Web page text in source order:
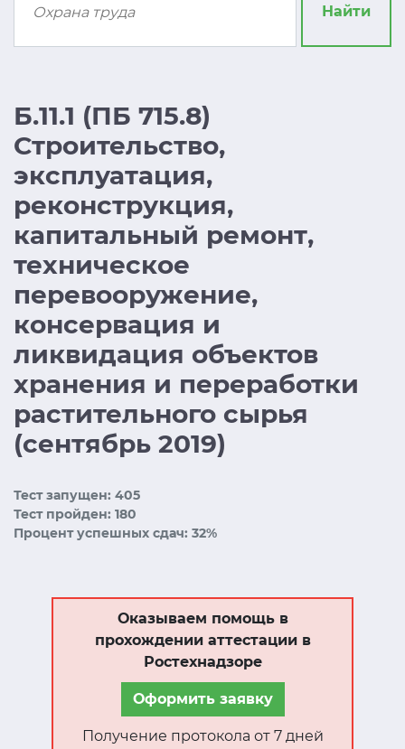
Найти
Б.11.1 (ПБ 715.8)
Строительство,
эксплуатация,
реконструкция,
капитальный ремонт,
техническое
перевооружение,
консервация и
ликвидация объектов
хранения и переработки
растительного сырья
(сентябрь 2019)
Тест запущен: 405
Тест пройден: 180
Процент успешных сдач: 32%
Оказываем помощь в
прохождении аттестации в
Ростехнадзоре
Оформить заявку
Получение протокола от 7 дней